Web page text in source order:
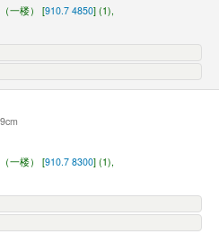
一楼） [910.7 4850] (1),
一楼） [910.7 8300] (1),